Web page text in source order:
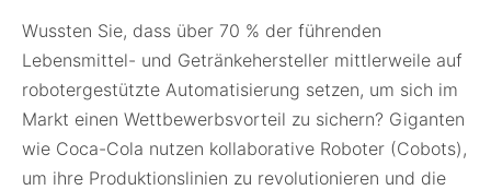
Wussten Sie, dass über 70 % der führenden
Lebensmittel- und Getränkehersteller mittlerweile auf
robotergestützte Automatisierung setzen, um sich im
Markt einen Wettbewerbsvorteil zu sichern? Giganten
wie Coca-Cola nutzen kollaborative Roboter (Cobots),
um ihre Produktionslinien zu revolutionieren und die